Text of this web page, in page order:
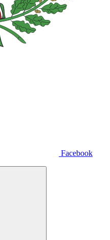
Facebook